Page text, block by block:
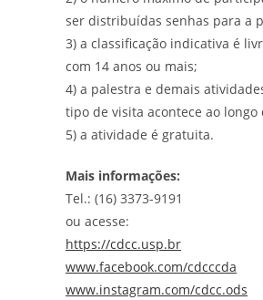
ser distribuídas senhas para a
3) a classificação indicativa é
com 14 anos ou mais;
4) a palestra e demais
tipo de visita acontece ao
5) a atividade é gratuita.
Mais informações:
Tel.: (16) 3373-9191
ou acesse:
https://cdcc.usp.br
www.facebook.com/cdcccda
www.instagram.com/cdcc.ods